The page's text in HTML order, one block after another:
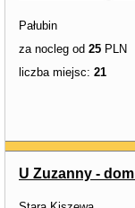
Pałubin
za nocleg od 25 PLN
liczba miejsc: 21
U Zuzanny -